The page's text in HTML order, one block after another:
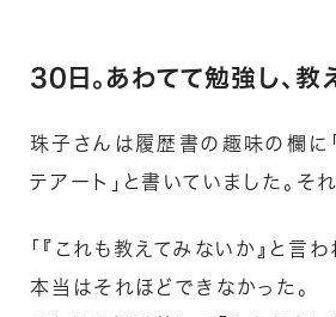
30日。あわてて勉強し、教
珠子さんは履歴書の趣味の欄に
テアート」と書いていました。そ
「『これも教えてみないか』と言
本当はそれほどできなかった。